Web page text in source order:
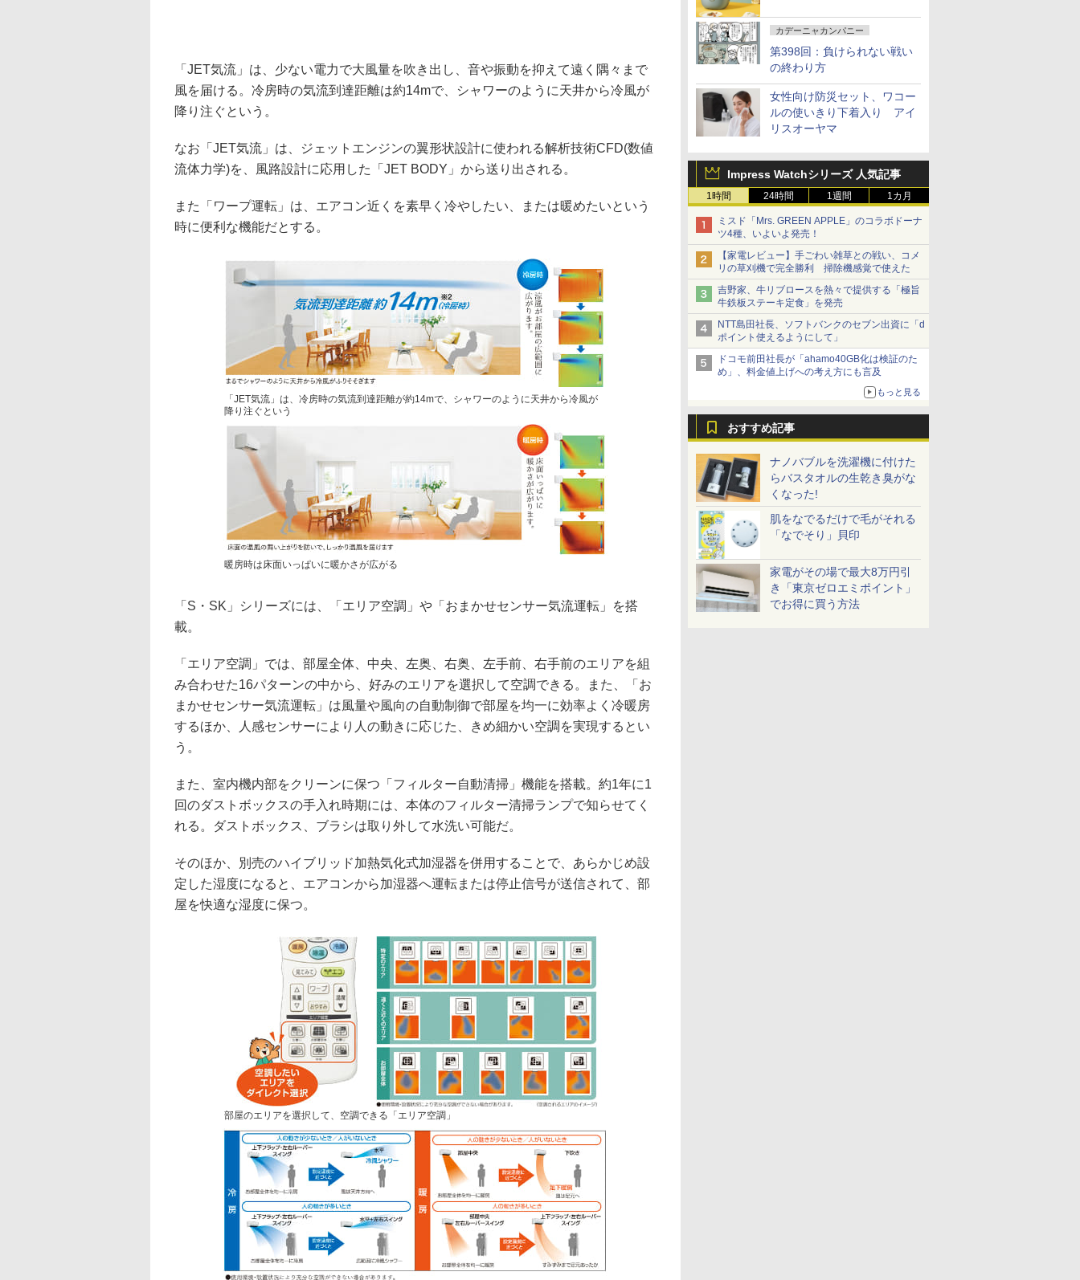
カデーニャカンパニー
第398回：負けられない戦い
の終わり方
女性向け防災セット、ワコー
ルの使いきり下着入り アイ
リスオーヤマ
Impress Watchシリーズ 人気記事
1時間 24時間 1週間 1カ月
ミスド「Mrs. GREEN APPLE」のコラボドーナ
ツ4種、いよいよ発売！
【家電レビュー】手ごわい雑草との戦い、コメ
リの草刈機で完全勝利 掃除機感覚で使えた
吉野家、牛リブロースを熱々で提供する「極旨
牛鉄板ステーキ定食」を発売
NTT島田社長、ソフトバンクのセブン出資に「d
ポイント使えるようにして」
ドコモ前田社長が「ahamo40GB化は検証のた
め」、料金値上げへの考え方にも言及
もっと見る
おすすめ記事
ナノバブルを洗濯機に付けた
らバスタオルの生乾き臭がな
くなった!
肌をなでるだけで毛がそれる
「なでそり」貝印
家電がその場で最大8万円引
き「東京ゼロエミポイント」
でお得に買う方法
「JET気流」は、少ない電力で大風量を吹き出し、音や振動を抑えて遠く隅々まで
風を届ける。冷房時の気流到達距離は約14mで、シャワーのように天井から冷風が
降り注ぐという。
なお「JET気流」は、ジェットエンジンの翼形状設計に使われる解析技術CFD(数値
流体力学)を、風路設計に応用した「JET BODY」から送り出される。
また「ワープ運転」は、エアコン近くを素早く冷やしたい、または暖めたいという
時に便利な機能だとする。
「JET気流」は、冷房時の気流到達距離が約14mで、シャワーのように天井から冷風が
降り注ぐという
暖房時は床面いっぱいに暖かさが広がる
「S・SK」シリーズには、「エリア空調」や「おまかせセンサー気流運転」を搭
載。
「エリア空調」では、部屋全体、中央、左奥、右奥、左手前、右手前のエリアを組
み合わせた16パターンの中から、好みのエリアを選択して空調できる。また、「お
まかせセンサー気流運転」は風量や風向の自動制御で部屋を均一に効率よく冷暖房
するほか、人感センサーにより人の動きに応じた、きめ細かい空調を実現するとい
う。
また、室内機内部をクリーンに保つ「フィルター自動清掃」機能を搭載。約1年に1
回のダストボックスの手入れ時期には、本体のフィルター清掃ランプで知らせてく
れる。ダストボックス、ブラシは取り外して水洗い可能だ。
そのほか、別売のハイブリッド加熱気化式加湿器を併用することで、あらかじめ設
定した湿度になると、エアコンから加湿器へ運転または停止信号が送信されて、部
屋を快適な湿度に保つ。
部屋のエリアを選択して、空調できる「エリア空調」